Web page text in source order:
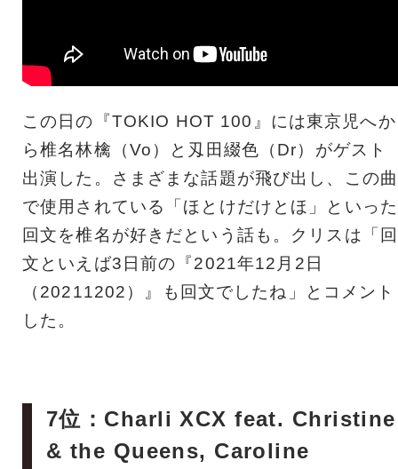
この日の『TOKIO HOT 100』には東京児へか
ら椎名林檎（Vo）と刄田綴色（Dr）がゲスト
出演した。さまざまな話題が飛び出し、この曲
で使用されている「ほとけだけとほ」といった
回文を椎名が好きだという話も。クリスは「回
文といえば3日前の『2021年12月2日
（20211202）』も回文でしたね」とコメント
した。
7位：Charli XCX feat. Christine
& the Queens, Caroline